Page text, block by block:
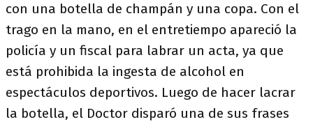
con una botella de champán y una copa. Con el
trago en la mano, en el entretiempo apareció la
policía y un fiscal para labrar un acta, ya que
está prohibida la ingesta de alcohol en
espectáculos deportivos. Luego de hacer lacrar
la botella, el Doctor disparó una de sus frases